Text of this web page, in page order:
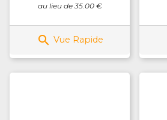
au lieu de 35.00 €
 Vue Rapide